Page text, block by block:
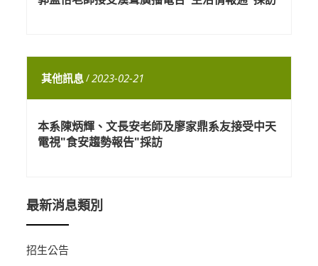
其他訊息/2023-02-21
本系陳炳輝、文長安老師及廖家鼎系友接受中天
電視"食安趨勢報告"採訪
最新消息類別
招生公告